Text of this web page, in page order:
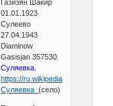
Газизян Шакир
01.01.1923
Сулеево
27.04.1943
Diaminow
Gasisjan 357530.
Суляевка.
https://ru.wikipedia.org/wiki/
Суляевка_ (село)